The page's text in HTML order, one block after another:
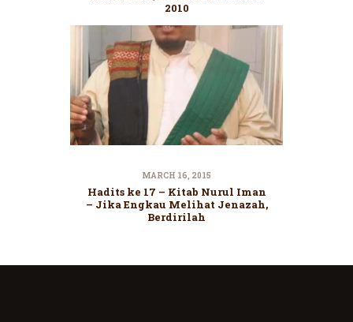
2010
MARCH 16, 2015
Hadits ke 17 – Kitab Nurul Iman
– Jika Engkau Melihat Jenazah,
Berdirilah